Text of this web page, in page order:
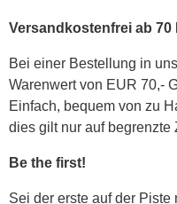
Versandkostenfrei ab 70
Bei einer Bestellung in
Warenwert von EUR 70,-
Einfach, bequem von zu
dies gilt nur auf begrenzte
Be the first!
Sei der erste auf der